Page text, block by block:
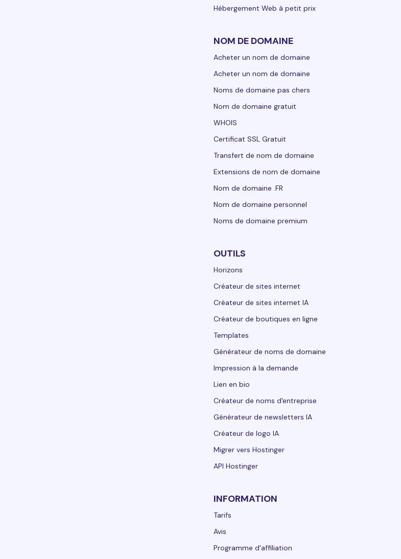
Hébergement Web à petit prix
NOM DE DOMAINE
Acheter un nom de domaine
Acheter un nom de domaine
Noms de domaine pas chers
Nom de domaine gratuit
WHOIS
Certificat SSL Gratuit
Transfert de nom de domaine
Extensions de nom de domaine
Nom de domaine .FR
Nom de domaine personnel
Noms de domaine premium
OUTILS
Horizons
Créateur de sites internet
Créateur de sites internet IA
Créateur de boutiques en ligne
Templates
Générateur de noms de domaine
Impression à la demande
Lien en bio
Créateur de noms d'entreprise
Générateur de newsletters IA
Créateur de logo IA
Migrer vers Hostinger
API Hostinger
INFORMATION
Tarifs
Avis
Programme d'affiliation